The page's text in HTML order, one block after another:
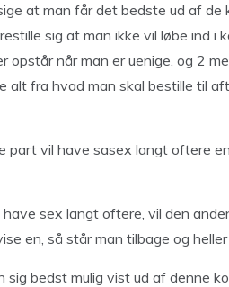
at man får det bedste ud af
sig at man ikke vil løbe ind i
opstår når man er uenige, og 2
alt fra hvad man skal bestille til
part vil have sasex langt oftere
sex langt oftere, vil den
en, så står man tilbage og
sig bedst mulig vist ud af denne